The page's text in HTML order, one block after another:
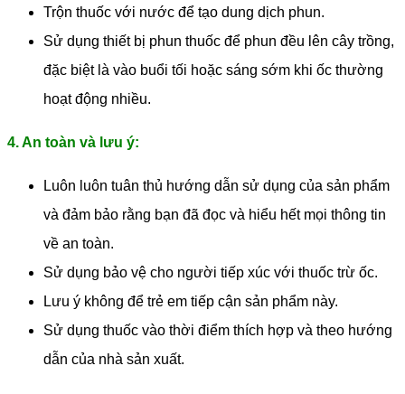
Trộn thuốc với nước để tạo dung dịch phun.
Sử dụng thiết bị phun thuốc để phun đều lên cây trồng,
đặc biệt là vào buổi tối hoặc sáng sớm khi ốc thường
hoạt động nhiều.
4. An toàn và lưu ý:
Luôn luôn tuân thủ hướng dẫn sử dụng của sản phẩm
và đảm bảo rằng bạn đã đọc và hiểu hết mọi thông tin
về an toàn.
Sử dụng bảo vệ cho người tiếp xúc với thuốc trừ ốc.
Lưu ý không để trẻ em tiếp cận sản phẩm này.
Sử dụng thuốc vào thời điểm thích hợp và theo hướng
dẫn của nhà sản xuất.